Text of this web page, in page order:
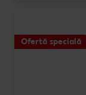
Ofertă specială